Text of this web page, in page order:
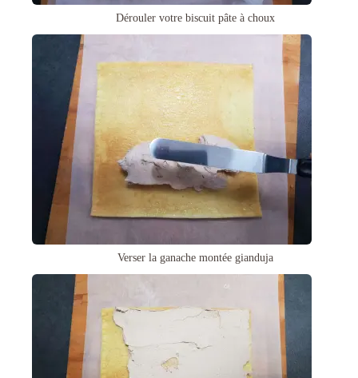
Dérouler votre biscuit pâte à choux
Verser la ganache montée gianduja